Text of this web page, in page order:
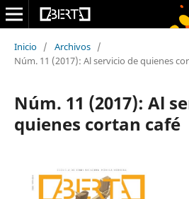
Inicio / Archivos /
Núm. 11 (2017): Al servicio de quienes
Núm. 11 (2017): Al
quienes cortan café